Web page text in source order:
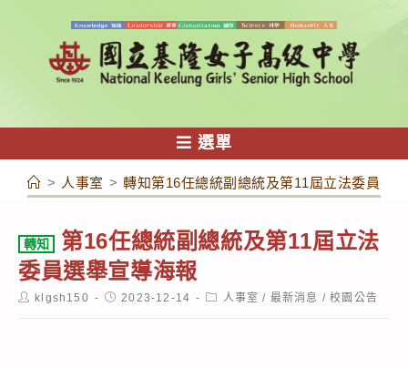
容
選單
> 人事室 > 轉知第16任總統副總統及第11屆立法委員選
轉知
第16任總統副總統及第11屆立法
委員選舉宣導海報
Postklgsh150
Post2023-12-14
Post人事室 / 最新消息 / 校園公告